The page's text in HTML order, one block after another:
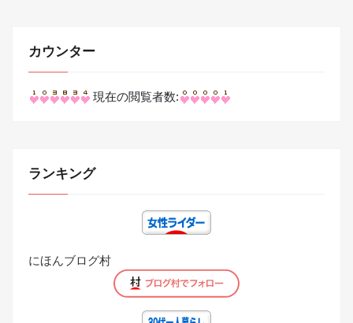
カウンター
現在の閲覧者数:
ランキング
にほんブログ村